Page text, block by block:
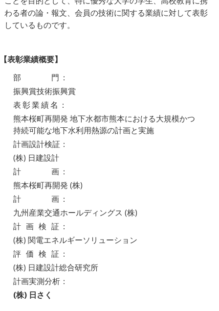
わる者の論・報文、会員の技術に関する業績に対して表彰
しているものです。
【表彰業績概要】
部 門 ：
振興賞技術振興賞
表彰業績名 ：
熊本桜町再開発 地下水都市熊本における大規模かつ
持続可能な地下水利用熱源の計画と実施
計画設計検証：
(株) 日建設計
計 画 ：
熊本桜町再開発 (株)
計 画 ：
九州産業交通ホールディングス (株)
計画検 証 ：
(株) 関電エネルギーソリューション
評価検 証 ：
(株) 日建設計総合研究所
計画実測分析：
(株) 日さく